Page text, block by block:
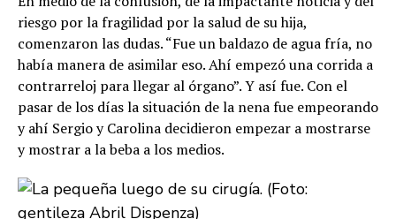
riesgo por la fragilidad por la salud de su hija,
comenzaron las dudas. “Fue un baldazo de agua fría, no
había manera de asimilar eso. Ahí empezó una corrida a
contrarreloj para llegar al órgano”. Y así fue. Con el
pasar de los días la situación de la nena fue empeorando
y ahí Sergio y Carolina decidieron empezar a mostrarse
y mostrar a la beba a los medios.